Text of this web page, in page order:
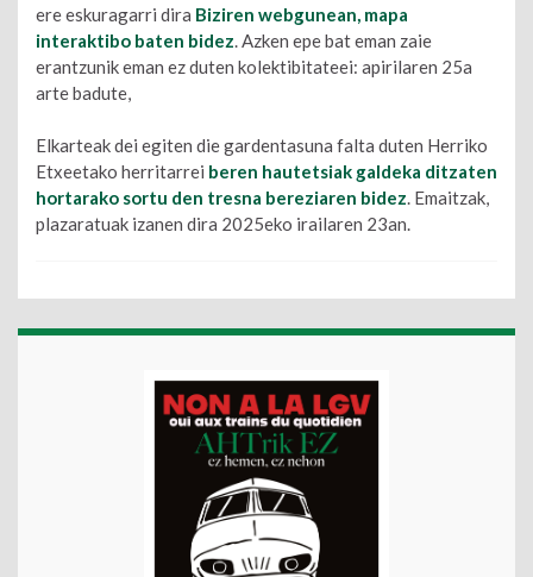
ere eskuragarri dira Biziren webgunean, mapa
interaktibo baten bidez . Azken epe bat eman zaie
erantzunik eman ez duten kolektibitateei: apirilaren 25a
arte badute,
Elkarteak dei egiten die gardentasuna falta duten Herriko
Etxeetako herritarrei beren hautetsiak galdeka ditzaten
hortarako sortu den tresna bereziaren bidez. Emaitzak,
plazaratuak izanen dira 2025eko irailaren 23an.